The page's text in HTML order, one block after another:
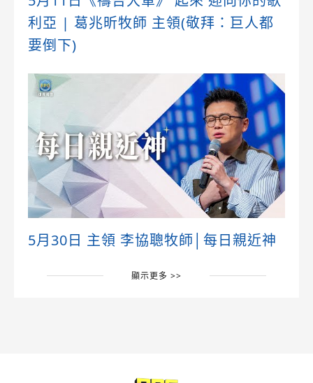
利亞 | 葛兆昕牧師 主領(敬拜：巨人都
要倒下)
5月30日 主領 李協聰牧師│每日親近神
顯示更多 >>